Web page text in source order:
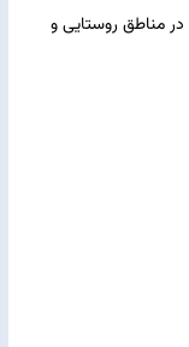
مناطق روستایی و